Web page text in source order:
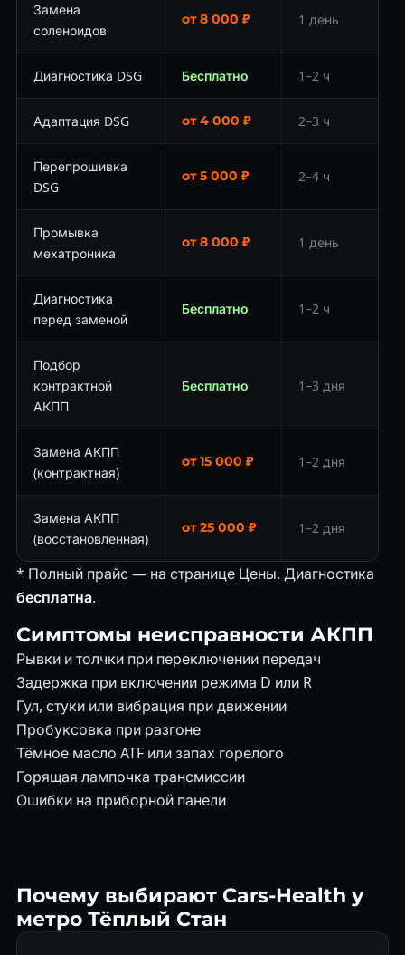
Замена
соленоидов
от 8 000 ₽ 1 день
Диагностика DSG Бесплатно 1–2 ч
Адаптация DSG от 4 000 ₽ 2–3 ч
Перепрошивка
DSG
от 5 000 ₽ 2–4 ч
Промывка
мехатроника
от 8 000 ₽ 1 день
Диагностика
перед заменой
Бесплатно 1–2 ч
Подбор
контрактной
АКПП
Бесплатно 1–3 дня
Замена АКПП
(контрактная)
от 15 000 ₽ 1–2 дня
Замена АКПП
(восстановленная)
от 25 000 ₽ 1–2 дня
* Полный прайс — на странице Цены. Диагностика
бесплатна.
Симптомы неисправности АКПП
Рывки и толчки при переключении передач
Задержка при включении режима D или R
Гул, стуки или вибрация при движении
Пробуксовка при разгоне
Тёмное масло ATF или запах горелого
Горящая лампочка трансмиссии
Ошибки на приборной панели
Почему выбирают Cars-Health у
метро Тёплый Стан